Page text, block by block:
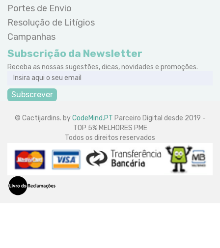
Portes de Envio
Resolução de Litígios
Campanhas
Subscrição da Newsletter
Receba as nossas sugestões, dicas, novidades e promoções.
Subscrever
© Cactijardins. byCodeMind.PT Parceiro Digital desde 2019 -
TOP 5% MELHORES PME
Todos os direitos reservados